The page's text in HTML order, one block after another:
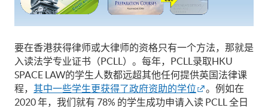
要在香港获得律师或大律师的资格只有一个方法，那就是
入读法学专业证书（PCLL）。每年，PCLL录取HKU
SPACE LAW的学生人数都远超其他任何提供英国法律课
程， 其中一些学生更获得了政府资助的学位
。例如在
2020 年，我们就有 78% 的学生成功申请入读 PCLL 全日